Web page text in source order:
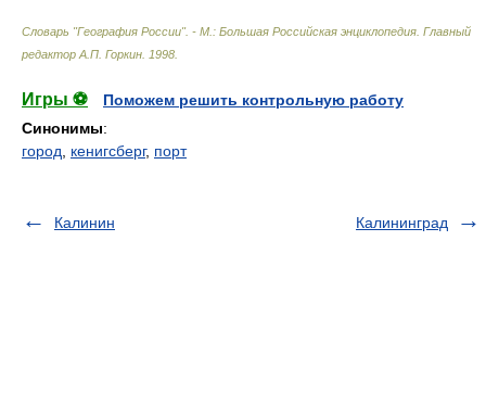
Словарь "География России". - М.: Большая Российская энциклопедия Главный
редактор А.П. Горкин 1998
Игры ⚽
Поможем решить контрольную работу
Синонимы:
город
кенигсберг, порт
Калинин Калининград